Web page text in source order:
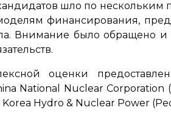
шло по нескольким
финансирования,
Внимание было обращено
оценки
National Nuclear
Hydro & Nuclear Power